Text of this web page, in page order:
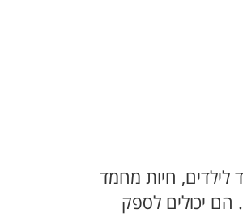
לילדים, חיות מחמד
הם יכולים לספק